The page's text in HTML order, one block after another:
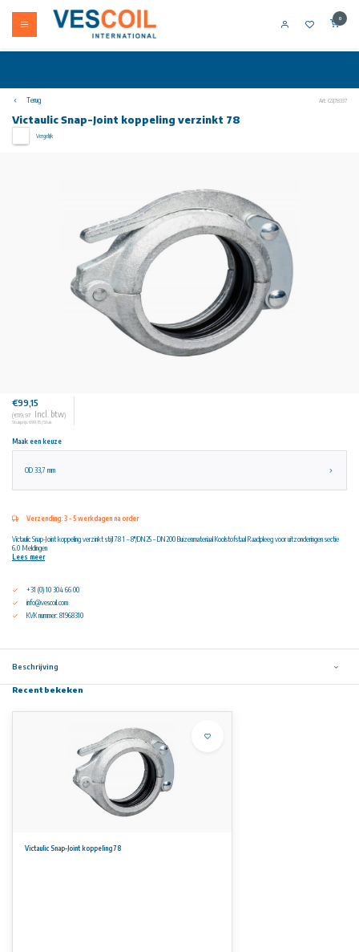
0
Terug Art: GSJ78337
Victaulic Snap-Joint koppeling verzinkt 78
Vergelijk
€99,15
(€119,97 Incl. btw)
Stukprijs: €99,15 / Stuk
Maak een keuze
OD 33,7 mm
Verzending: 3 - 5 werkdagen na order
Victaulic Snap-Joint koppeling verzinkt stijl 78 1 – 8"/DN25 – DN200 Buizenmateriaal Koolstofstaal Raadpleeg voor uitzonderingen sectie
6.0 Meldingen
Lees meer
+31 (0) 10 304 66 00
info@vescoil.com
KVK nummer: 81968310
Beschrijving
Recent bekeken
Victaulic Snap-Joint koppeling 78